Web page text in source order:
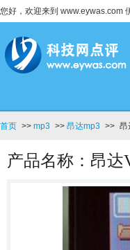
您好，欢迎来到 www.eywas.com
首页 >> mp3 >> 昂达mp3 >> 昂
产品名称：昂达